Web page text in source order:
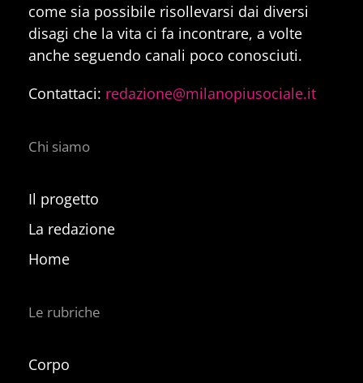
come sia possibile risollevarsi dai diversi
disagi che la vita ci fa incontrare, a volte
anche seguendo canali poco conosciuti.
Contattaci: redazione@milanopiusociale.it
Chi siamo
Il progetto
La redazione
Home
Le rubriche
Corpo